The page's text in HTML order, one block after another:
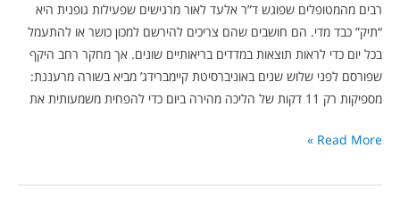
רבים מהמטופלים שפוגש ד”ר אלעד לאור מרגישים שפעילות גופנית היא
“תיק” כבד מדי. הם חושבים שהם צריכים להירשם למכון כושר או להתעמל
בכל יום כדי לראות תוצאות במדדים בריאותיים שונים. אך מחקר רחב היקף
שפורסם לפני שלוש שנים באוניברסיטת קיימברידג’ מביא בשורה מרעננת:
מספיקות רק 11 דקות של הליכה מהירה ביום כדי להפחית משמעותית את
Read More »